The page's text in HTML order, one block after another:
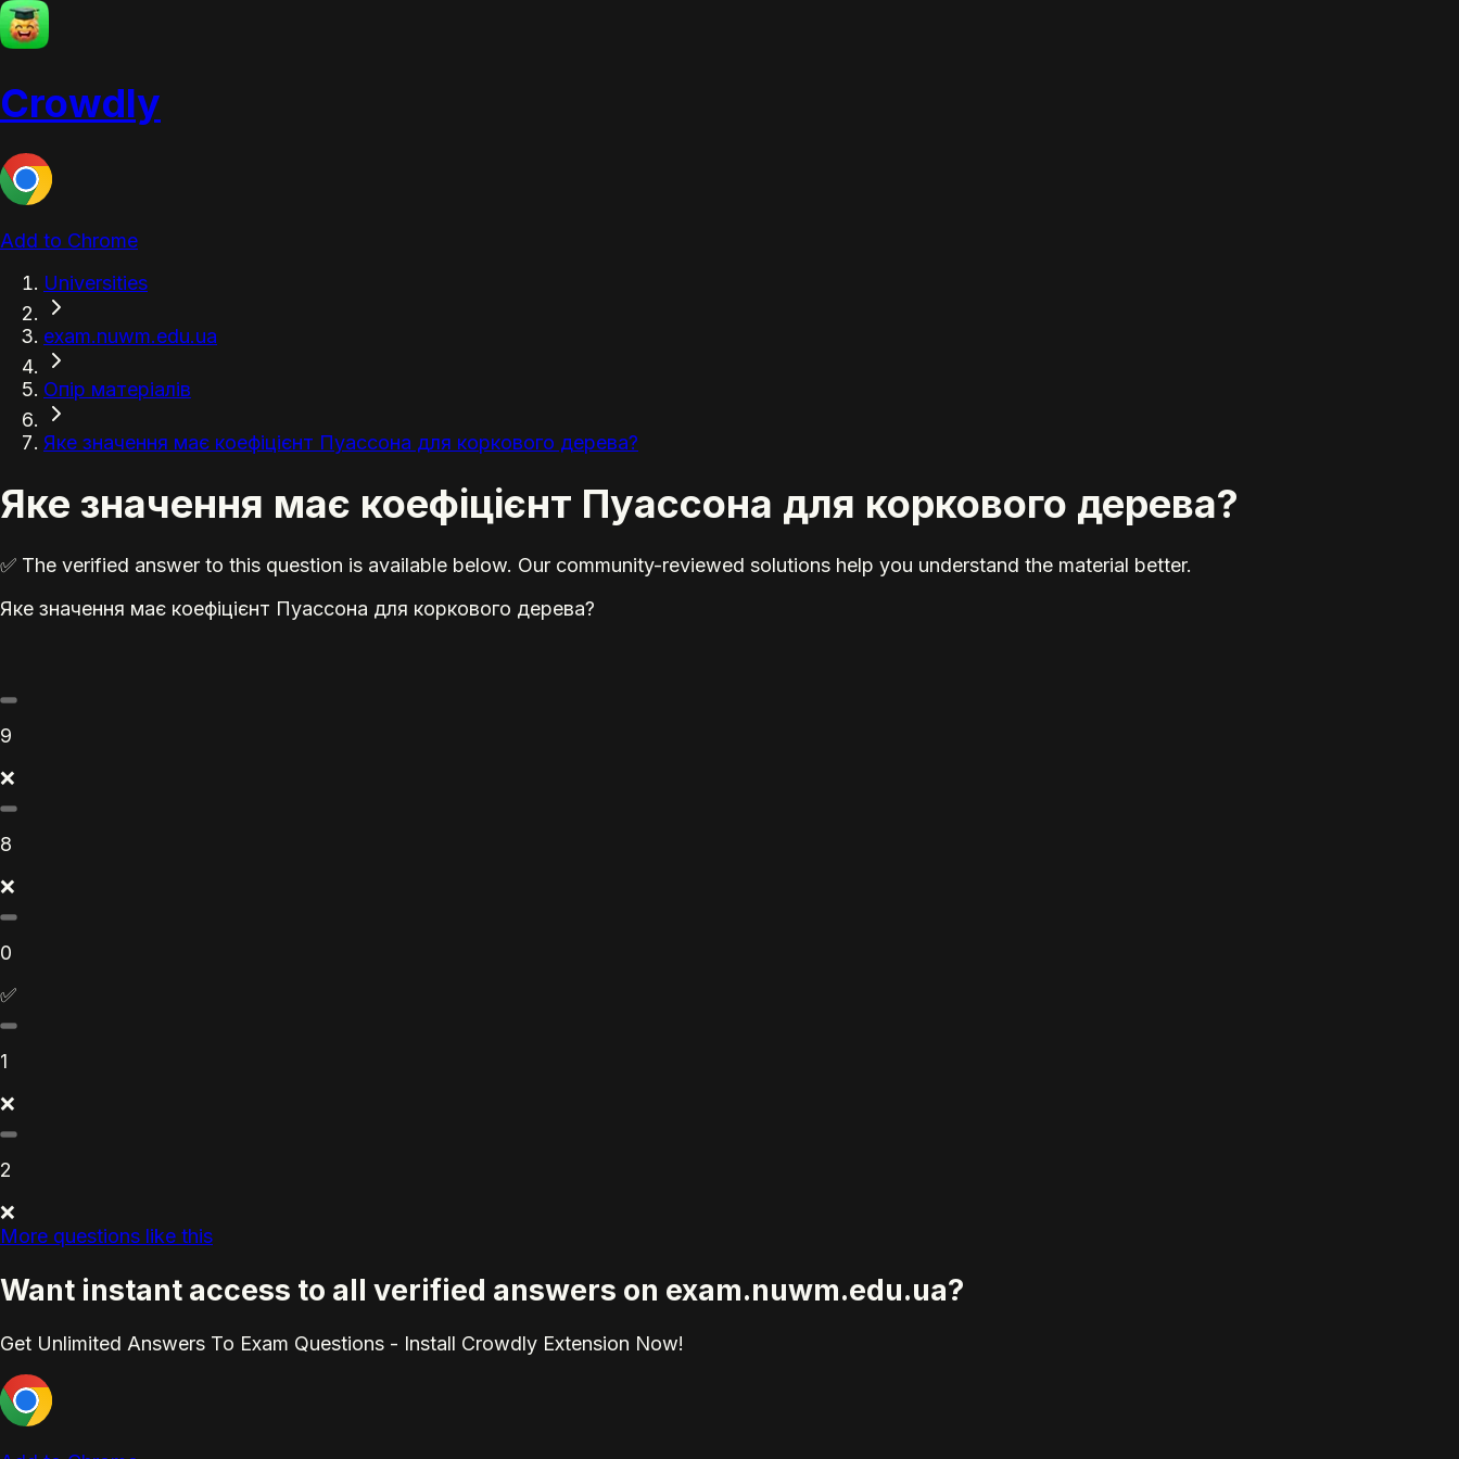
Crowdly
Add to Chrome
Universities
exam.nuwm.edu.ua
Опір матеріалів
Яке значення має коефіцієнт Пуассона для коркового дерева?
Яке значення має коефіцієнт Пуассона для коркового дерева?
✅ The verified answer to this question is available below. Our community-reviewed solutions help you understand the material better.
Яке значення має коефіцієнт Пуассона для коркового дерева?
9
❌
8
❌
0
✅
1
❌
2
❌
More questions like this
Want instant access to all verified answers on exam.nuwm.edu.ua?
Get Unlimited Answers To Exam Questions - Install Crowdly Extension Now!